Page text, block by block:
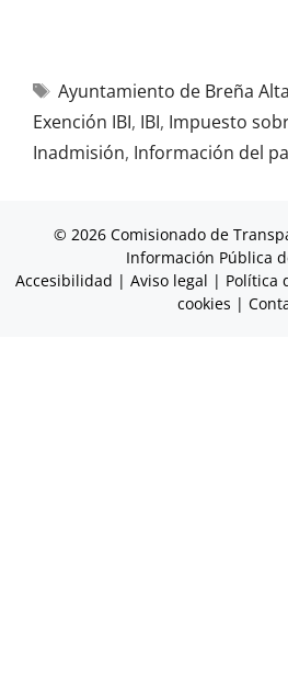
Ayuntamiento de Breña Alta
Exención IBI, IBI, Impuesto
Inadmisión, Información del
© 2026 Comisionado de
Información Pública
Accesibilidad | Aviso legal | Política
cookies |